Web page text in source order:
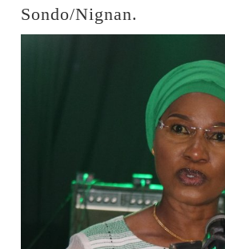
Sondo/Nignan.